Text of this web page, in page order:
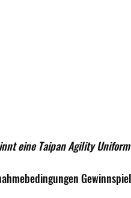
eine Taipan Agility